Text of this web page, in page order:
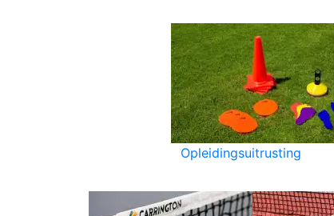
Opleidingsuitrusting